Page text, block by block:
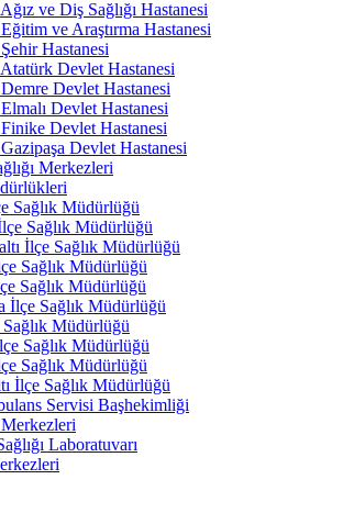
ve Diş Sağlığı Hastanesi
ve Araştırma Hastanesi
Hastanesi
Devlet Hastanesi
Devlet Hastanesi
Devlet Hastanesi
Devlet Hastanesi
Devlet Hastanesi
Merkezleri
Sağlık Müdürlüğü
Sağlık Müdürlüğü
İlçe Sağlık Müdürlüğü
Sağlık Müdürlüğü
Sağlık Müdürlüğü
İlçe Sağlık Müdürlüğü
Müdürlüğü
Sağlık Müdürlüğü
Sağlık Müdürlüğü
İlçe Sağlık Müdürlüğü
Servisi Başhekimliği
Merkezleri
Laboratuvarı